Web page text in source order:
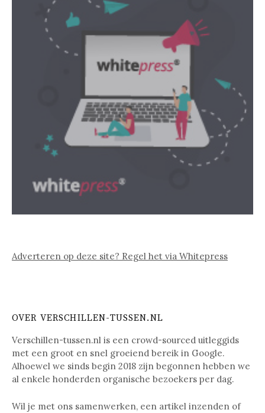
Adverteren op deze site? Regel het via Whitepress
OVER VERSCHILLEN-TUSSEN.NL
Verschillen-tussen.nl is een crowd-sourced uitleggids
met een groot en snel groeiend bereik in Google.
Alhoewel we sinds begin 2018 zijn begonnen hebben we
al enkele honderden organische bezoekers per dag.
Wil je met ons samenwerken, een artikel inzenden of